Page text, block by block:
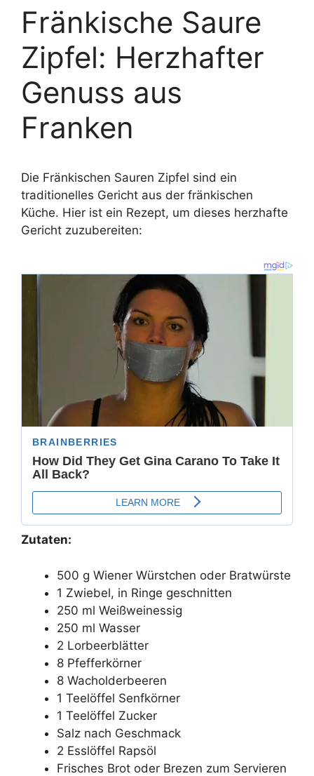
Fränkische Saure
Zipfel: Herzhafter
Genuss aus
Franken
Die Fränkischen Sauren Zipfel sind ein
traditionelles Gericht aus der fränkischen
Küche. Hier ist ein Rezept, um dieses herzhafte
Gericht zuzubereiten:
Zutaten:
500 g Wiener Würstchen oder Bratwürste
1 Zwiebel, in Ringe geschnitten
250 ml Weißweinessig
250 ml Wasser
2 Lorbeerblätter
8 Pfefferkörner
8 Wacholderbeeren
1 Teelöffel Senfkörner
1 Teelöffel Zucker
Salz nach Geschmack
2 Esslöffel Rapsöl
Frisches Brot oder Brezen zum Servieren